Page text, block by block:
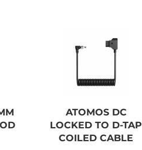
ATOMOS DC
LOCKED TO D-TAP
COILED CABLE